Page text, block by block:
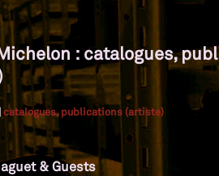
: catalogues,
catalogues, publications (artiste)
& Guests